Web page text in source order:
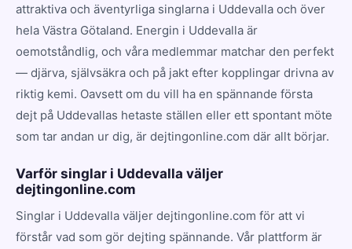
attraktiva och äventyrliga singlarna i Uddevalla och över
hela Västra Götaland. Energin i Uddevalla är
oemotståndlig, och våra medlemmar matchar den perfekt
— djärva, självsäkra och på jakt efter kopplingar drivna av
riktig kemi. Oavsett om du vill ha en spännande första
dejt på Uddevallas hetaste ställen eller ett spontant möte
som tar andan ur dig, är dejtingonline.com där allt börjar.
Varför singlar i Uddevalla väljer
dejtingonline.com
Singlar i Uddevalla väljer dejtingonline.com för att vi
förstår vad som gör dejting spännande. Vår plattform är